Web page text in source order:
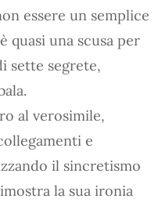
essere un semplice
quasi una scusa per
sette segrete,
al verosimile,
e
il sincretismo
la sua ironia